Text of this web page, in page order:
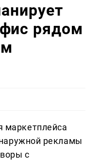
рядом
маркетплейса
рекламы
с